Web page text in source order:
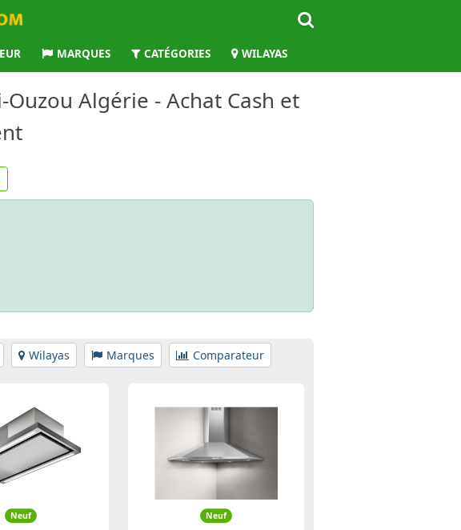
MARQUES CATÉGORIES WILAYAS
Algérie - Achat Cash et
Wilayas Marques Comparateur
Neuf Neuf